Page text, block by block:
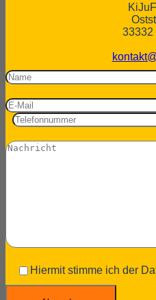
33332
Hiermit stimme ich der